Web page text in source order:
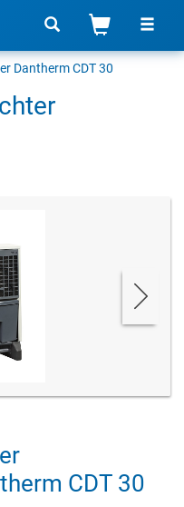
Dantherm CDT 30
CDT 30